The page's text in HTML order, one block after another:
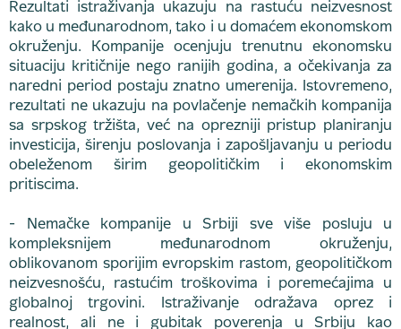
Rezultati istraživanja ukazuju na rastuću neizvesnost
kako u međunarodnom, tako i u domaćem ekonomskom
okruženju. Kompanije ocenjuju trenutnu ekonomsku
situaciju kritičnije nego ranijih godina, a očekivanja za
naredni period postaju znatno umerenija. Istovremeno,
rezultati ne ukazuju na povlačenje nemačkih kompanija
sa srpskog tržišta, već na oprezniji pristup planiranju
investicija, širenju poslovanja i zapošljavanju u periodu
obeleženom širim geopolitičkim i ekonomskim
pritiscima.
- Nemačke kompanije u Srbiji sve više posluju u
kompleksnijem međunarodnom okruženju,
oblikovanom sporijim evropskim rastom, geopolitičkom
neizvesnošću, rastućim troškovima i poremećajima u
globalnoj trgovini. Istraživanje odražava oprez i
realnost, ali ne i gubitak poverenja u Srbiju kao